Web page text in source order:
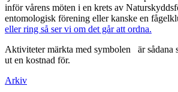
inför vårens möten i en krets av
entomologisk förening eller kanske en
eller ring så ser vi om det går att ordna.
Aktiviteter märkta med symbolen
är sådana
ut en kostnad för.
Arkiv